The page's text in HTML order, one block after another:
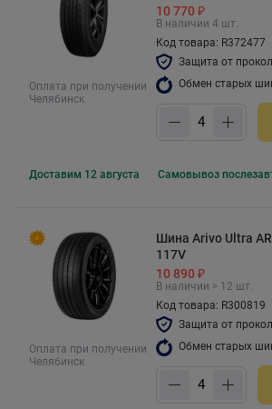
Оплата при получении
Челябинск
10 770 ₽
В наличии 4 шт.
Код товара: R372477
Защита от
Обмен старых
Доставим 12 августа Самовывоз
Оплата при получении
Челябинск
Шина Arivo Ultra
117V
10 890 ₽
В наличии > 12 шт.
Код товара: R300819
Защита от
Обмен старых